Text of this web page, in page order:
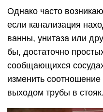
Однако часто
если канализация
ванны, унитаза или
бы, достаточно
сообщающихся
изменить
выходом трубы в стояк.